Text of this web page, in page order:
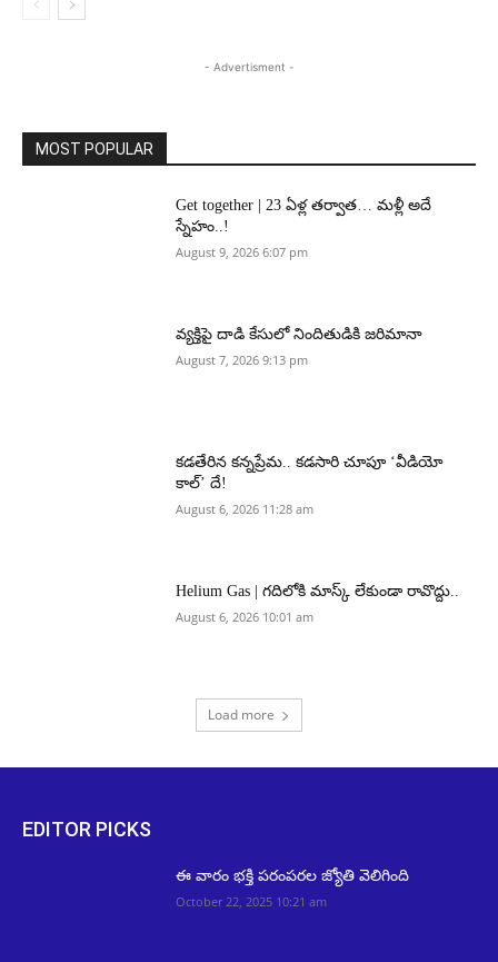
- Advertisment -
MOST POPULAR
Get together | 23 ఏళ్ల తర్వాత… మళ్లీ అదే
స్నేహం..!
August 9, 2026 6:07 pm
వ్యక్తిపై దాడి కేసులో నిందితుడికి జరిమానా
August 7, 2026 9:13 pm
కడతేరిన కన్నప్రేమ.. కడసారి చూపూ ‘వీడియో
కాల్’ దే!
August 6, 2026 11:28 am
Helium Gas | గదిలోకి మాస్క్ లేకుండా రావొద్దు..
August 6, 2026 10:01 am
Load more
EDITOR PICKS
ఈ వారం భక్తి పరంపరల జ్యోతి వెలిగింది
October 22, 2025 10:21 am